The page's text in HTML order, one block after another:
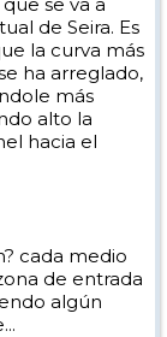
de Seira. Es
la curva más
ha arreglado,
más
alto la
hacia el
cada medio
de entrada
algún